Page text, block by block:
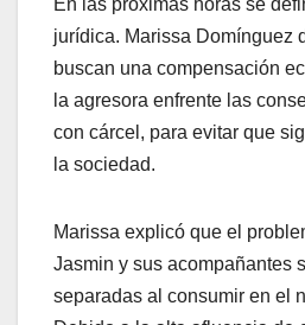
En las próximas horas se
jurídica. Marissa Domínguez
buscan una compensación
la agresora enfrente las
con cárcel, para evitar que
la sociedad.
Marissa explicó que el
Jasmin y sus acompañantes
separadas al consumir en el